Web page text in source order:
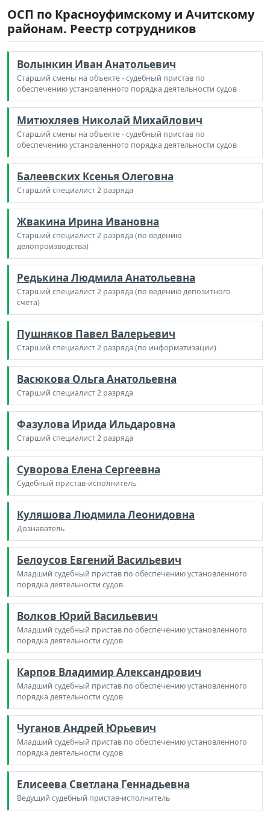
ОСП по Красноуфимскому и Ачитскому
районам. Реестр сотрудников
Волынкин Иван Анатольевич
Старший смены на объекте - судебный пристав по
обеспечению установленного порядка деятельности судов
Митюхляев Николай Михайлович
Старший смены на объекте - судебный пристав по
обеспечению установленного порядка деятельности судов
Балеевских Ксенья Олеговна
Старший специалист 2 разряда
Жвакина Ирина Ивановна
Старший специалист 2 разряда (по ведению
делопроизводства)
Редькина Людмила Анатольевна
Старший специалист 2 разряда (по ведению депозитного
счета)
Пушняков Павел Валерьевич
Старший специалист 2 разряда (по информатизации)
Васюкова Ольга Анатольевна
Старший специалист 2 разряда
Фазулова Ирида Ильдаровна
Старший специалист 2 разряда
Суворова Елена Сергеевна
Судебный пристав-исполнитель
Куляшова Людмила Леонидовна
Дознаватель
Белоусов Евгений Васильевич
Младший судебный пристав по обеспечению установленного
порядка деятельности судов
Волков Юрий Васильевич
Младший судебный пристав по обеспечению установленного
порядка деятельности судов
Карпов Владимир Александрович
Младший судебный пристав по обеспечению установленного
порядка деятельности судов
Чуганов Андрей Юрьевич
Младший судебный пристав по обеспечению установленного
порядка деятельности судов
Елисеева Светлана Геннадьевна
Ведущий судебный пристав-исполнитель